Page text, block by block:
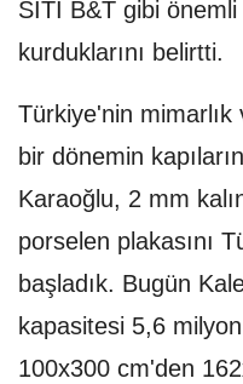
SITI B&T gibi
kurduklarını belirtti.
Türkiye'nin
bir dönemin
Karaoğlu, 2 mm
porselen plakasını
başladık. Bugün
kapasitesi 5,6
100x300 cm'den